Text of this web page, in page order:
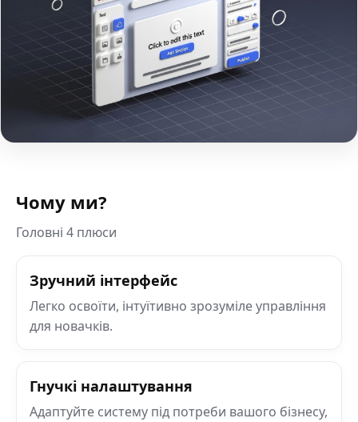
Чому ми?
Головні 4 плюси
Зручний інтерфейс
Легко освоїти, інтуїтивно зрозуміле управління
для новачків.
Гнучкі налаштування
Адаптуйте систему під потреби вашого бізнесу,